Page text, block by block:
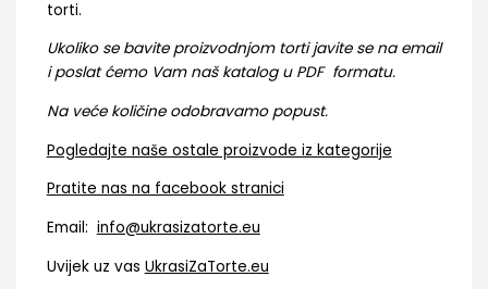
torti.
Ukoliko se bavite proizvodnjom torti javite se na email
i poslat ćemo Vam naš katalog u PDF formatu.
Na veće količine odobravamo popust.
Pogledajte naše ostale proizvode iz kategorije
Pratite nas na facebook stranici
Email: info@ukrasizatorte.eu
Uvijek uz vas UkrasiZaTorte.eu